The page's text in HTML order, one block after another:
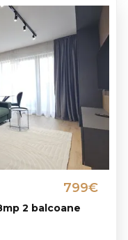
2 balcoane
799€